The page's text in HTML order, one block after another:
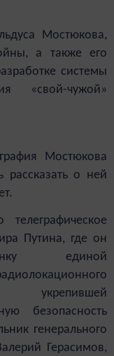
Мостюкова,
а также его
системы
«свой-чужой»
Мостюкова
рассказать о ней
Путина, где он
единой
укрепившей
безопасность
генерального
Герасимов,